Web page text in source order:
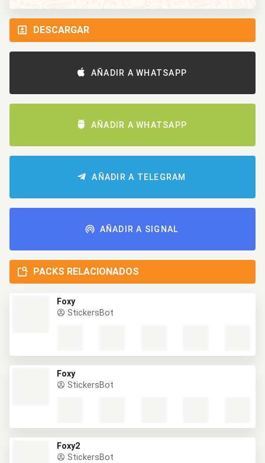
DESCARGAR
AÑADIR A WHATSAPP
AÑADIR A WHATSAPP
AÑADIR A TELEGRAM
AÑADIR A SIGNAL
PACKS RELACIONADOS
Foxy
StickersBot
Foxy
StickersBot
Foxy2
StickersBot